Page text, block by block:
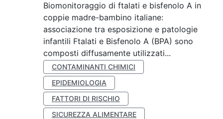
Biomonitoraggio di ftalati e bisfenolo A in
coppie madre-bambino italiane:
associazione tra esposizione e patologie
infantili Ftalati e Bisfenolo A (BPA) sono
composti diffusamente utilizzati...
CONTAMINANTI CHIMICI
EPIDEMIOLOGIA
FATTORI DI RISCHIO
SICUREZZA ALIMENTARE